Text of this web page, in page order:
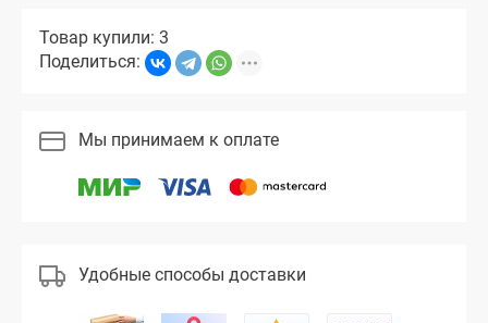
Товар купили: 3
Поделиться:
Мы принимаем к оплате
Удобные способы доставки